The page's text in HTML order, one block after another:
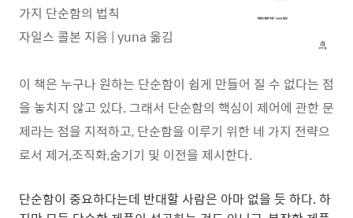
가지 단순함의 법칙
자일스 콜본 지음 | yuna 옮김
이 책은 누구나 원하는 단순함이 쉽게 만들어 질 수 없다는 점
을 놓치지 않고 있다. 그래서 단순함의 핵심이 제어에 관한 문
제라는 점을 지적하고, 단순함을 이루기 위한 네 가지 전략으
로서 제거,조직화,숨기기 및 이전을 제시한다.
단순함이 중요하다는데 반대할 사람은 아마 없을 듯 하다. 하